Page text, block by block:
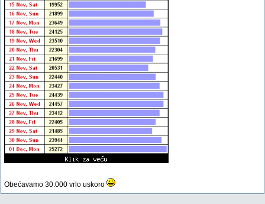
Obećavamo 30.000 vrlo uskoro